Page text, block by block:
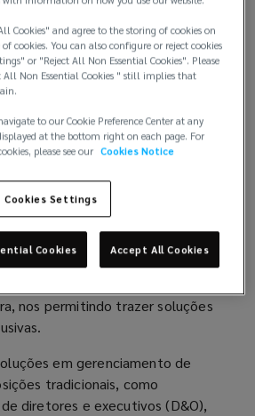
na indústria financeira
incluindo bancos,
+20 anos de experiência em linhas
conhecimento na elaboração
atender diferentes
contato com seus
nos permitindo trazer soluções
em gerenciamento de
tradicionais, como
diretores e executivos (D&O),
Cookies" and agree to the storing of cookies on
cookies. You can also configure or reject cookies
or "Reject All Non Essential Cookies". Please
All Non Essential Cookies " still implies that
to our Cookie Preference Center at any
at the bottom right on each page. For
please see our Cookies Notice
Cookies Settings
Cookies Accept All Cookies